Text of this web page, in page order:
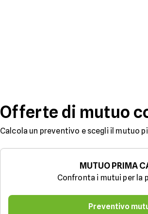
Offerte di mutuo
Calcola un preventivo e scegli il mutuo
MUTUO PRIMA
Confronta i mutui per la
Preventivo